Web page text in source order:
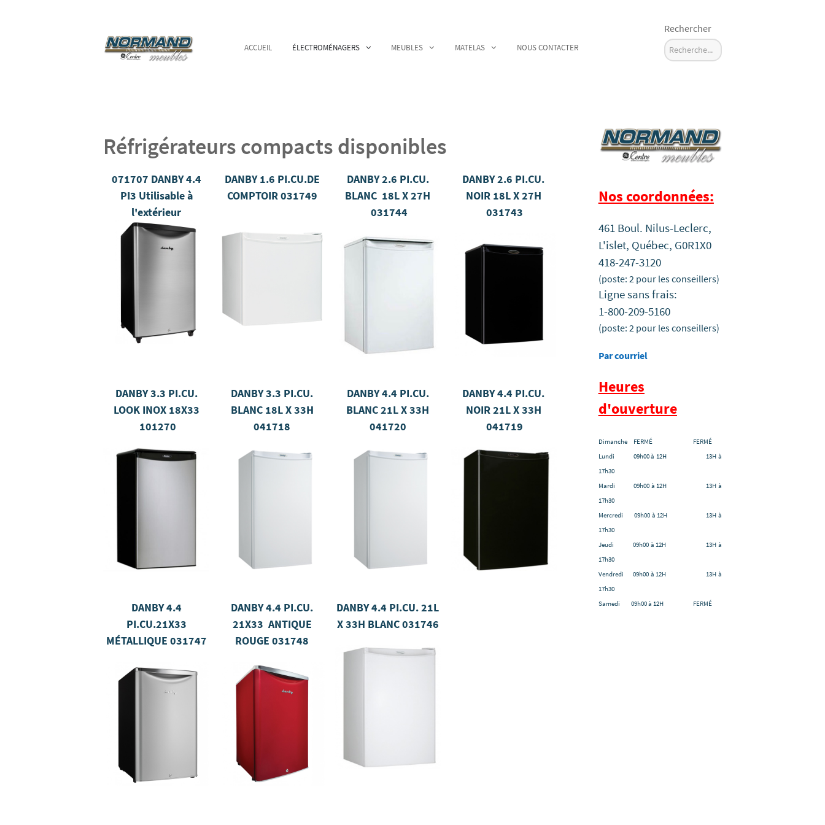
ACCUEIL ÉLECTROMÉNAGERS MEUBLES MATELAS NOUS CONTACTER
Rechercher
Réfrigérateurs compacts disponibles
071707 DANBY 4.4
PI3 Utilisable à
l'extérieur
DANBY 1.6 PI.CU.DE
COMPTOIR 031749
DANBY 2.6 PI.CU.
BLANC 18L X 27H
031744
DANBY 2.6 PI.CU.
NOIR 18L X 27H
031743
DANBY 3.3 PI.CU.
LOOK INOX 18X33
101270
DANBY 3.3 PI.CU.
BLANC 18L X 33H
041718
DANBY 4.4 PI.CU.
BLANC 21L X 33H
041720
DANBY 4.4 PI.CU.
NOIR 21L X 33H
041719
DANBY 4.4
PI.CU.21X33
MÉTALLIQUE 031747
DANBY 4.4 PI.CU.
21X33 ANTIQUE
ROUGE 031748
DANBY 4.4 PI.CU. 21L
X 33H BLANC031746
Nos coordonnées:
461 Boul. Nilus-Leclerc,
L'islet, Québec, G0R1X0
418-247-3120
(poste: 2 pour les conseillers)
Ligne sans frais:
1-800-209-5160
(poste: 2 pour les conseillers)
Par courriel
Heures
d'ouverture
Dimanche FERMÉ FERMÉ
Lundi 09h00 à 12H 13H à
17h30
Mardi 09h00 à 12H 13H à
17h30
Mercredi 09h00 à 12H 13H à
17h30
Jeudi 09h00 à 12H 13H à
17h30
Vendredi 09h00 à 12H 13H à
17h30
Samedi 09h00 à 12H FERMÉ